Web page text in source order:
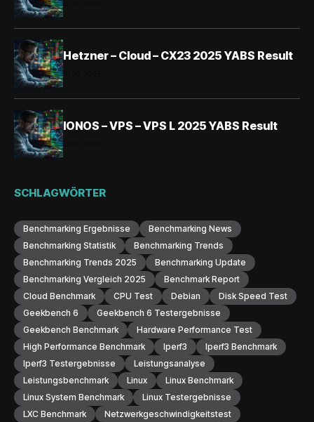
Hetzner – Cloud – CX23 2025 YABS Result
IONOS – VPS – VPS L 2025 YABS Result
SCHLAGWÖRTER
Benchmarking Ergebnisse
Benchmarking News
Benchmarking Statistik
Benchmarking Trends
Benchmarking Trends 2025
Benchmarking Update
Benchmarking Vergleich 2025
Benchmark Report
Cloud Benchmark
CPU Test Debian
Disk Speed Test
Geekbench 6
Geekbench 6 Testergebnisse
Geekbench Benchmark
Hardware Performance Test
High Performance Benchmark
Iperf3
Iperf3 Benchmark
Iperf3 Testergebnisse
Leistungsanalyse
Leistungsbenchmark
Linux
Linux Benchmark
Linux System Benchmark
Linux Testergebnisse
LXC Benchmark
Netzwerkgeschwindigkeitstest